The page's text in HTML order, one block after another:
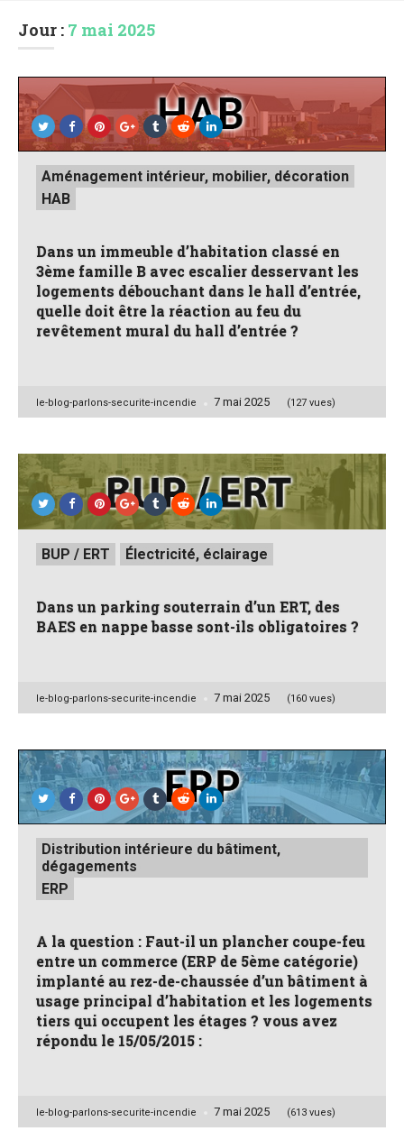
Jour : 7 mai 2025
Posted
inAménagement intérieur, mobilier, décoration
HAB
Dans un immeuble d’habitation classé en
3ème famille B avec escalier desservant les
logements débouchant dans le hall d’entrée,
quelle doit être la réaction au feu du
revêtement mural du hall d’entrée ?
Posted
le-blog-parlons-securite-incendie 7 mai 2025 (127 vues)
Posted
inBUP / ERT Électricité, éclairage
Dans un parking souterrain d’un ERT, des
BAES en nappe basse sont-ils obligatoires ?
Posted
le-blog-parlons-securite-incendie 7 mai 2025 (160 vues)
Posted
inDistribution intérieure du bâtiment,
dégagements
ERP
A la question : Faut-il un plancher coupe-feu
entre un commerce (ERP de 5ème catégorie)
implanté au rez-de-chaussée d’un bâtiment à
usage principal d’habitation et les logements
tiers qui occupent les étages ? vous avez
répondu le 15/05/2015 :
Posted
le-blog-parlons-securite-incendie 7 mai 2025 (613 vues)